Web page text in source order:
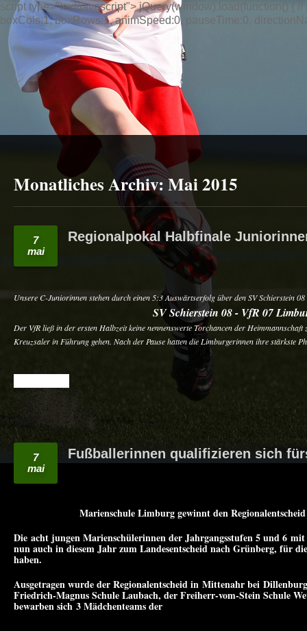
script type="text/javascript"> jQuery(window).load(function() {
boxCols:1, boxRows:1, animSpeed:0, pauseTime:0,
Monatliches Archiv:Mai 2015
7
mai
Regionalpokal Halbfinale
Unsere C-Juniorinnen stehen durch einen 5:3 Auswärtserfolg über den SV Schierstein
SV Schierstein 08 - VfR 07
Der VfR ließ in der ersten Halbzeit keine nennenswerte Torchancen der
Kreuzsaler in Führung gehen. Nach der Pause hatten die Limburgerinnen ihre stärkste
7
mai
Fußballerinnen qualifizieren sich
Marienschule Limburg gewinnt den
Die acht jungen Marienschülerinnen der Jahrgangsstufen 5 und 6
nun auch in diesem Jahr zum Landesentscheid nach Grünberg, für
haben.
Ausgetragen wurde der Regionalentscheid in Mittenahr bei
Friedrich-Magnus Schule Laubach, der Freiherr-vom-Stein Schule
bewarben sich 3 Mädchenteams der